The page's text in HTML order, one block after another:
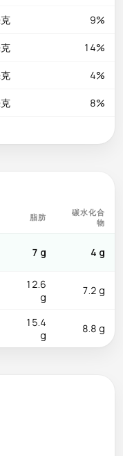
与超过300种酶促反
纯素版本——这是控制
味的聪明策略。选择嫩
能获得入口即化的丝滑
9%
14%
4%
8%
脂肪
碳水化合
物
7 g 4 g
12.6
g
7.2 g
15.4
g
8.8 g